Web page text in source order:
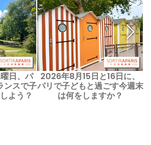
日、パ
ンスで子
よう？
2026年8月15日と16日に、
パリで子どもと過ごす今週末
は何をしますか？